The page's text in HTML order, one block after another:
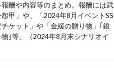
報酬や内容等のまとめ。報酬には武
甲」や、「2024年8月イベントSS
チケット」や「金緩の贈り物」｢銀
｣等。（2024年8月末シナリオイ